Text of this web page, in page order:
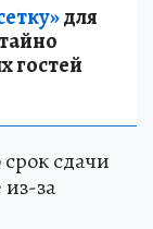
для
гостей
срок сдачи
за